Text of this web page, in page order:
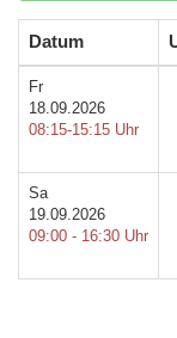
Datum
Fr
18.09.2026
08:15-15:15 Uhr
Sa
19.09.2026
09:00 - 16:30 Uhr